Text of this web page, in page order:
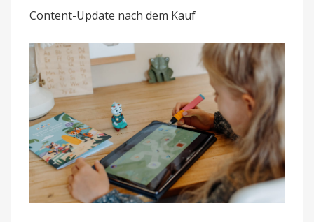
und
Content-Update nach dem Kauf